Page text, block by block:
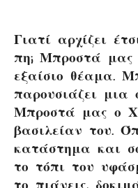
Γιατί αρχίζει
πη; Μπροστά μας
εξαίσιο θέαμα.
παρουσιάζει μια
Μπροστά μας ο
βασιλείαν του.
κατάστημα και
το τόπι του
το πιάνεις,